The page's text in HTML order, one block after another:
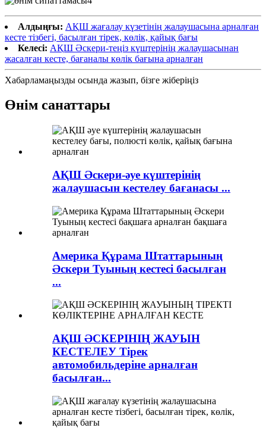
Алдыңғы: АҚШ жағалау күзетінің жалаушасына арналған
кесте тізбегі, басылған тірек, көлік, қайық бағы
Келесі: АҚШ Әскери-теңіз күштерінің жалаушасынан
жасалған кесте, бағаналы көлік бағына арналған
Хабарламаңызды осында жазып, бізге жіберіңіз
Өнім санаттары
АҚШ Әскери-әуе күштерінің
жалаушасын кестелеу бағанасы ...
Америка Құрама Штаттарының
Әскери Туының кестесі басылған
...
АҚШ ӘСКЕРІНІҢ ЖАУЫН
КЕСТЕЛЕУ Тірек
автомобильдеріне арналған
басылған...